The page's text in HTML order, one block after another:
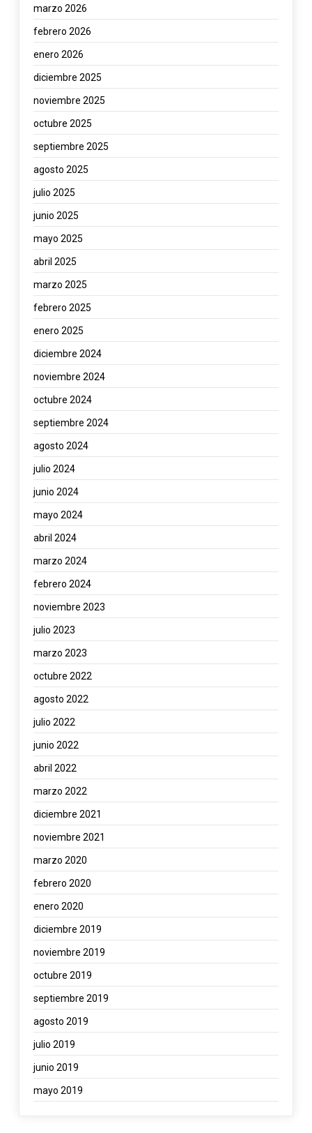
marzo 2026
febrero 2026
enero 2026
diciembre 2025
noviembre 2025
octubre 2025
septiembre 2025
agosto 2025
julio 2025
junio 2025
mayo 2025
abril 2025
marzo 2025
febrero 2025
enero 2025
diciembre 2024
noviembre 2024
octubre 2024
septiembre 2024
agosto 2024
julio 2024
junio 2024
mayo 2024
abril 2024
marzo 2024
febrero 2024
noviembre 2023
julio 2023
marzo 2023
octubre 2022
agosto 2022
julio 2022
junio 2022
abril 2022
marzo 2022
diciembre 2021
noviembre 2021
marzo 2020
febrero 2020
enero 2020
diciembre 2019
noviembre 2019
octubre 2019
septiembre 2019
agosto 2019
julio 2019
junio 2019
mayo 2019